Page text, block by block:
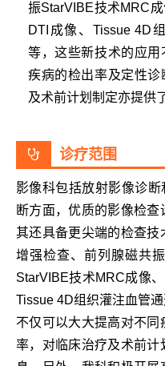
振StarVIBE技术MRC
DTI成像、Tissue 4D
等，这些新技术的应用
疾病的检出率及定性
及术前计划制定亦提供
诊疗范围
影像科包括放射影像诊
断方面，优质的影像检查
其还具备更尖端的检查
增强检查、前列腺磁共
StarVIBE技术MRC成像
Tissue 4D组织灌注血管
不仅可以大大提高对不
率，对临床治疗及术前